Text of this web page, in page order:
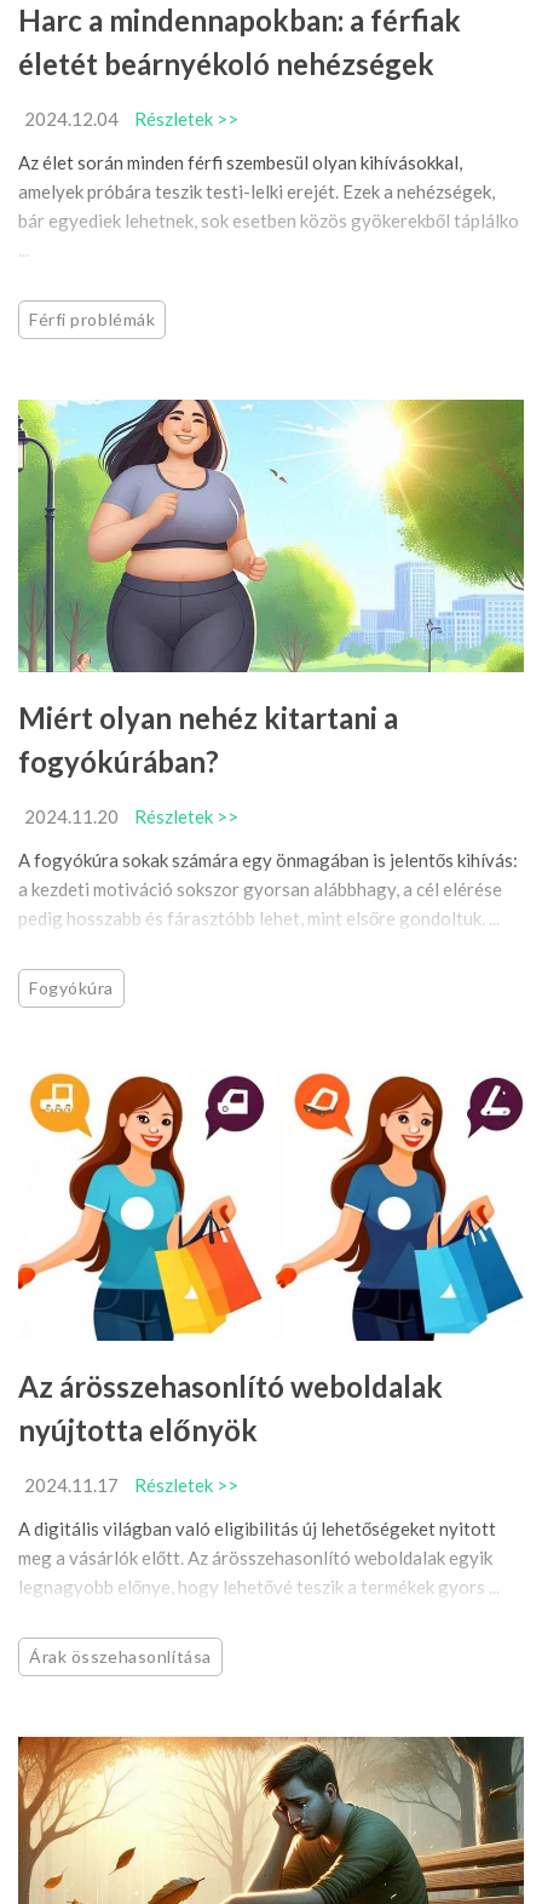
Harc a mindennapokban: a férfiak
életét beárnyékoló nehézségek
2024.12.04
Részletek >>
Az élet során minden férfi szembesül olyan kihívásokkal,
amelyek próbára teszik testi-lelki erejét. Ezek a nehézségek,
bár egyediek lehetnek, sok esetben közös gyökerekből táplálko
...
Férfi problémák
Miért olyan nehéz kitartani a
fogyókúrában?
2024.11.20
Részletek >>
A fogyókúra sokak számára egy önmagában is jelentős kihívás:
a kezdeti motiváció sokszor gyorsan alábbhagy, a cél elérése
pedig hosszabb és fárasztóbb lehet, mint elsőre gondoltuk. ...
Fogyókúra
Az árösszehasonlító weboldalak
nyújtotta előnyök
2024.11.17
Részletek >>
A digitális világban való eligibilitás új lehetőségeket nyitott
meg a vásárlók előtt. Az árösszehasonlító weboldalak egyik
legnagyobb előnye, hogy lehetővé teszik a termékek gyors ...
Árak összehasonlítása